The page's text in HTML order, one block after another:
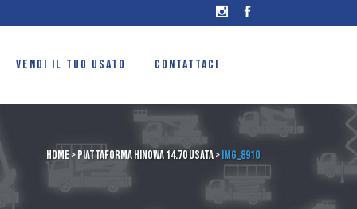
VENDI IL TUO USATO CONTATTACI
Home>Piattaforma Hinowa 14.70 usata>IMG_8910